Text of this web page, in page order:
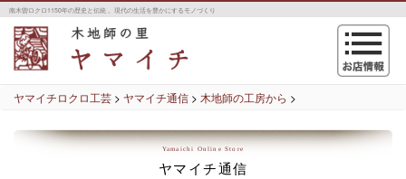
南木曽ロクロ1150年の歴史と伝統 。現代の生活を豊かにするモノづくり
navigation
ヤマイチロクロ工芸 > ヤマイチ通信 > 木地師の工房から >
Yamaichi Online Store
ヤマイチ通信